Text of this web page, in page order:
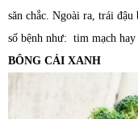
săn chắc. Ngoài ra, trái
số bệnh như: tim mạch
BÔNG CẢI XANH